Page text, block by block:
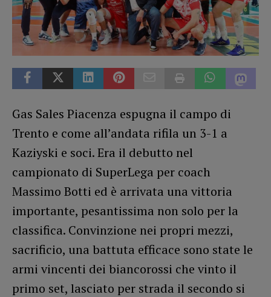
Gas Sales Piacenza espugna il campo di
Trento e come all’andata rifila un 3-1 a
Kaziyski e soci. Era il debutto nel
campionato di SuperLega per coach
Massimo Botti ed è arrivata una vittoria
importante, pesantissima non solo per la
classifica. Convinzione nei propri mezzi,
sacrificio, una battuta efficace sono state le
armi vincenti dei biancorossi che vinto il
primo set, lasciato per strada il secondo si